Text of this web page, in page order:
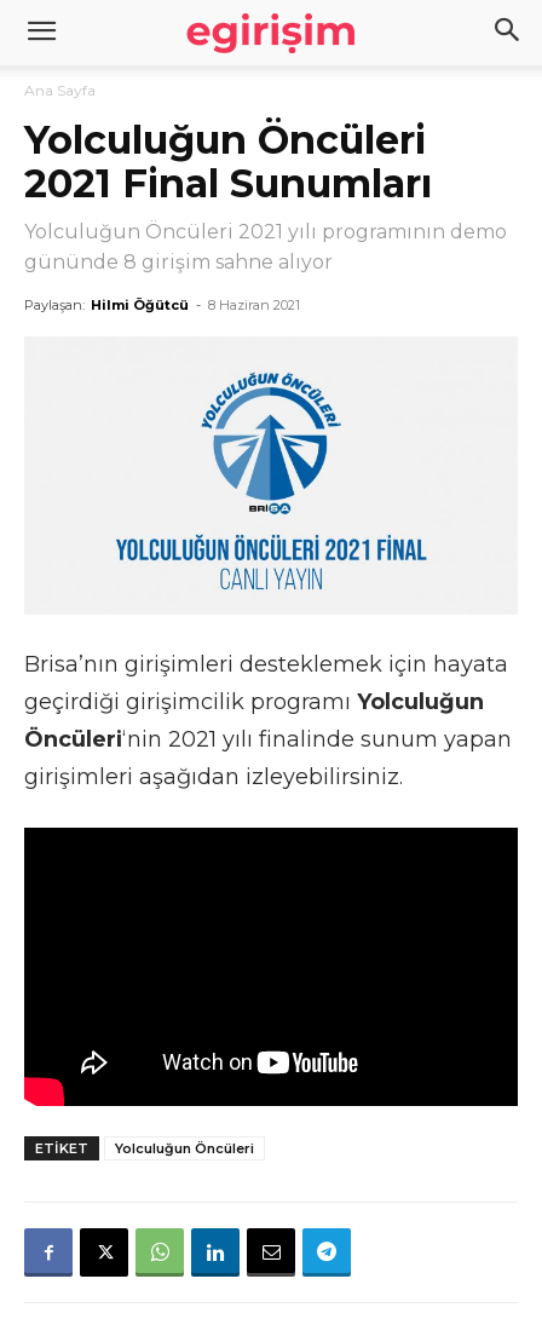
Ana Sayfa
Yolculuğun Öncüleri
2021 Final Sunumları
Yolculuğun Öncüleri 2021 yılı programının demo
gününde 8 girişim sahne alıyor
Paylaşan: Hilmi Öğütcü - 8 Haziran 2021
Brisa’nın girişimleri desteklemek için hayata
geçirdiği girişimcilik programı Yolculuğun
Öncüleri‘nin 2021 yılı finalinde sunum yapan
girişimleri aşağıdan izleyebilirsiniz.
ETIKET Yolculuğun Öncüleri